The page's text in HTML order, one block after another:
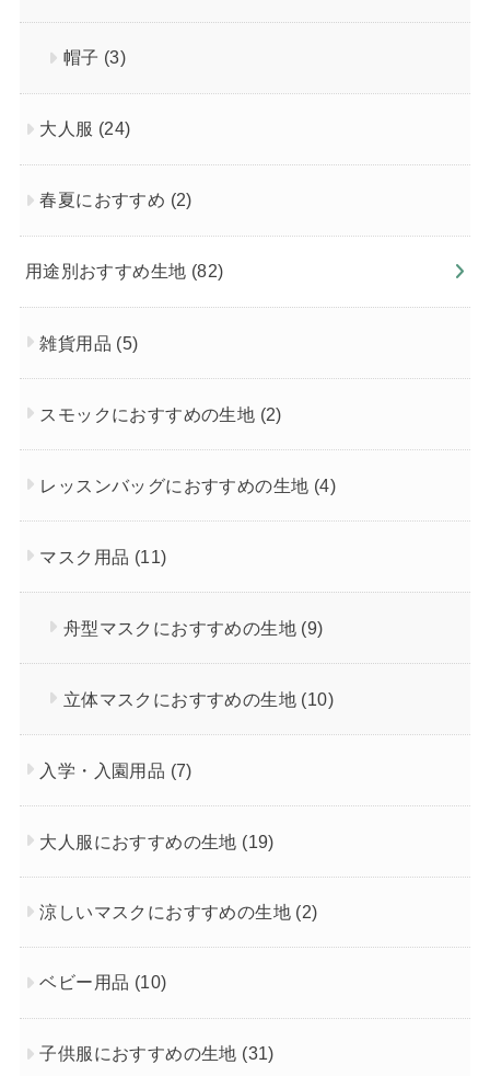
帽子 (3)
大人服 (24)
春夏におすすめ (2)
用途別おすすめ生地 (82)
雑貨用品 (5)
スモックにおすすめの生地 (2)
レッスンバッグにおすすめの生地 (4)
マスク用品 (11)
舟型マスクにおすすめの生地 (9)
立体マスクにおすすめの生地 (10)
入学・入園用品 (7)
大人服におすすめの生地 (19)
涼しいマスクにおすすめの生地 (2)
ベビー用品 (10)
子供服におすすめの生地 (31)